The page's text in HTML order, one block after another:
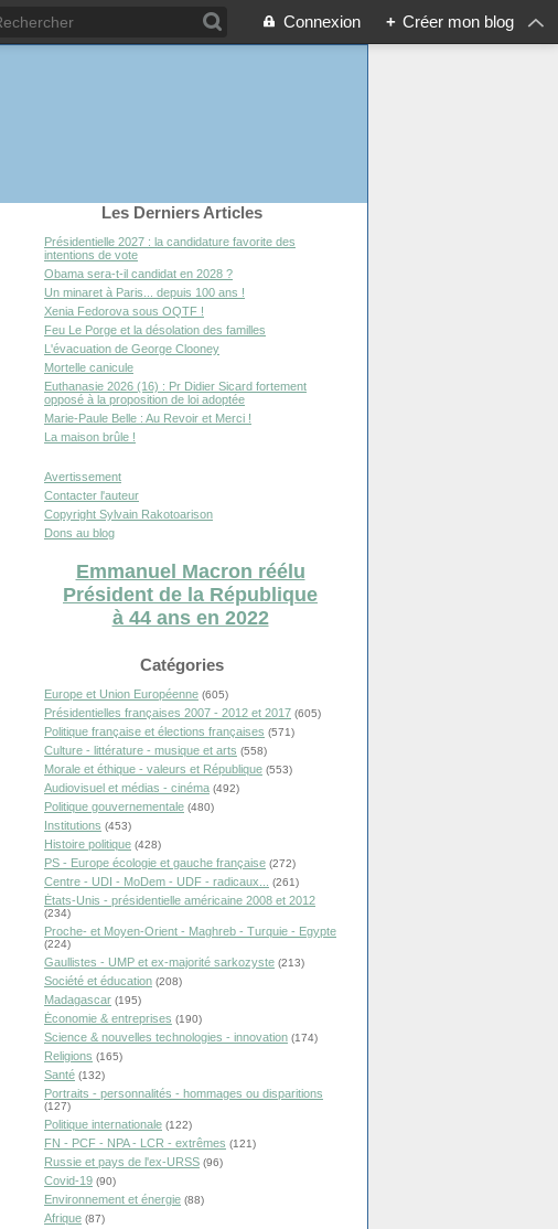
Connexion + Créer mon blog
Les Derniers Articles
Présidentielle 2027 : la candidature favorite des
intentions de vote
Obama sera-t-il candidat en 2028 ?
Un minaret à Paris... depuis 100 ans !
Xenia Fedorova sous OQTF !
Feu Le Porge et la désolation des familles
L'évacuation de George Clooney
Mortelle canicule
Euthanasie 2026 (16) : Pr Didier Sicard fortement
opposé à la proposition de loi adoptée
Marie-Paule Belle : Au Revoir et Merci !
La maison brûle !
Avertissement
Contacter l'auteur
Copyright Sylvain Rakotoarison
Dons au blog
Emmanuel Macron réélu
Président de la République
à 44 ans en 2022
Catégories
Europe et Union Européenne (605)
Présidentielles françaises 2007 - 2012 et 2017 (605)
Politique française et élections françaises (571)
Culture - littérature - musique et arts (558)
Morale et éthique - valeurs et République (553)
Audiovisuel et médias - cinéma (492)
Politique gouvernementale (480)
Institutions (453)
Histoire politique (428)
PS - Europe écologie et gauche française (272)
Centre - UDI - MoDem - UDF - radicaux... (261)
États-Unis - présidentielle américaine 2008 et 2012
(234)
Proche- et Moyen-Orient - Maghreb - Turquie - Egypte
(224)
Gaullistes - UMP et ex-majorité sarkozyste (213)
Société et éducation (208)
Madagascar (195)
Économie & entreprises (190)
Science & nouvelles technologies - innovation (174)
Religions (165)
Santé (132)
Portraits - personnalités - hommages ou disparitions
(127)
Politique internationale (122)
FN - PCF - NPA - LCR - extrêmes (121)
Russie et pays de l'ex-URSS (96)
Covid-19 (90)
Environnement et énergie (88)
Afrique (87)